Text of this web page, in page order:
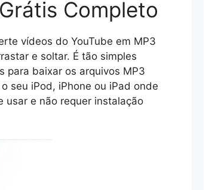
Completo
vídeos do YouTube em MP3
e soltar. É tão simples
para baixar os arquivos MP3
seu iPod, iPhone ou iPad onde
usar e não requer instalação